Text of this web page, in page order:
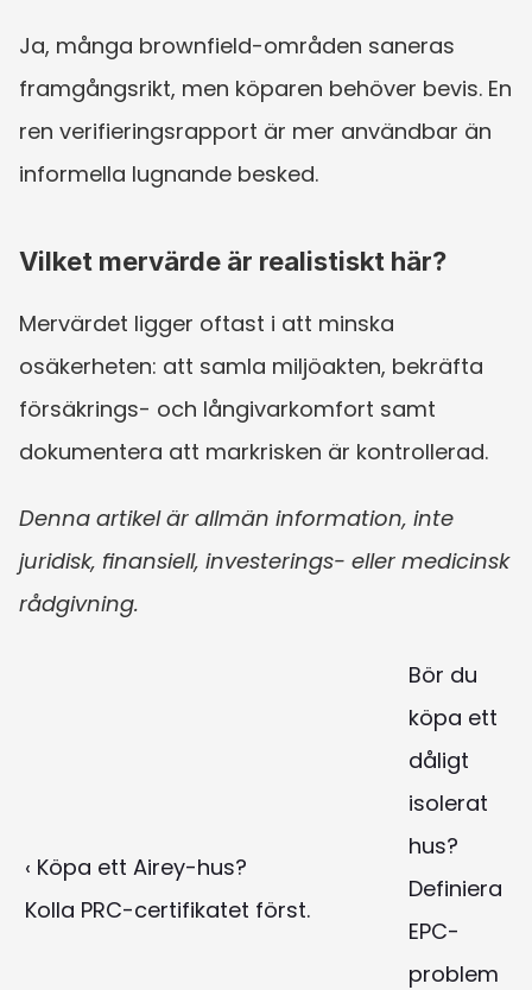
Ja, många brownfield-områden saneras
framgångsrikt, men köparen behöver bevis. En
ren verifieringsrapport är mer användbar än
informella lugnande besked.
Vilket mervärde är realistiskt här?
Mervärdet ligger oftast i att minska
osäkerheten: att samla miljöakten, bekräfta
försäkrings- och långivarkomfort samt
dokumentera att markrisken är kontrollerad.
Denna artikel är allmän information, inte
juridisk, finansiell, investerings- eller medicinsk
rådgivning.
‹ Köpa ett Airey-hus?
Kolla PRC-certifikatet först.
Bör du
köpa ett
dåligt
isolerat
hus?
Definiera
EPC-
problem